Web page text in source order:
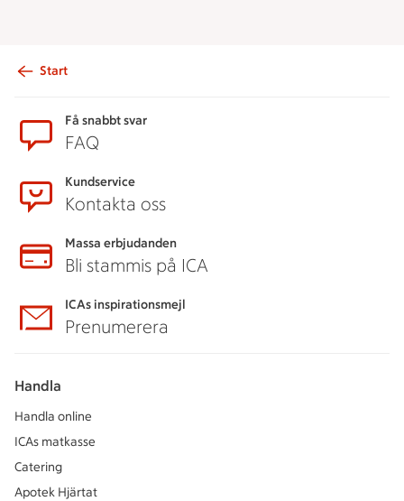
Start
Få snabbt svar
FAQ
Kundservice
Kontakta oss
Massa erbjudanden
Bli stammis på ICA
ICAs inspirationsmejl
Prenumerera
Handla
Handla online
ICAs matkasse
Catering
Apotek Hjärtat